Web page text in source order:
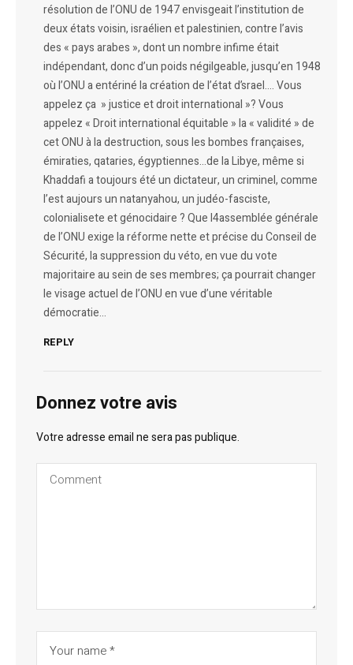
résolution de l’ONU de 1947 envisgeait l’institution de
deux états voisin, israélien et palestinien, contre l’avis
des « pays arabes », dont un nombre infime était
indépendant, donc d’un poids négilgeable, jusqu’en 1948
où l’ONU a entériné la création de l’état d’srael…. Vous
appelez ça » justice et droit international »? Vous
appelez « Droit international équitable » la « validité » de
cet ONU à la destruction, sous les bombes françaises,
émiraties, qataries, égyptiennes…de la Libye, même si
Khaddafi a toujours été un dictateur, un criminel, comme
l’est aujours un natanyahou, un judéo-fasciste,
colonialisete et génocidaire ? Que l4assemblée générale
de l’ONU exige la réforme nette et précise du Conseil de
Sécurité, la suppression du véto, en vue du vote
majoritaire au sein de ses membres; ça pourrait changer
le visage actuel de l’ONU en vue d’une véritable
démocratie…
REPLY
Donnez votre avis
Votre adresse email ne sera pas publique.